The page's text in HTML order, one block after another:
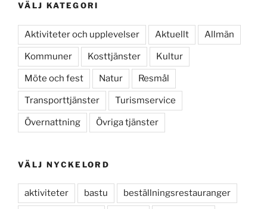
VÄLJ KATEGORI
Aktiviteter och upplevelser Aktuellt Allmän
Kommuner Kosttjänster Kultur
Möte och fest Natur Resmål
Transporttjänster Turismservice
Övernattning Övriga tjänster
VÄLJ NYCKELORD
aktiviteter bastu beställningsrestauranger